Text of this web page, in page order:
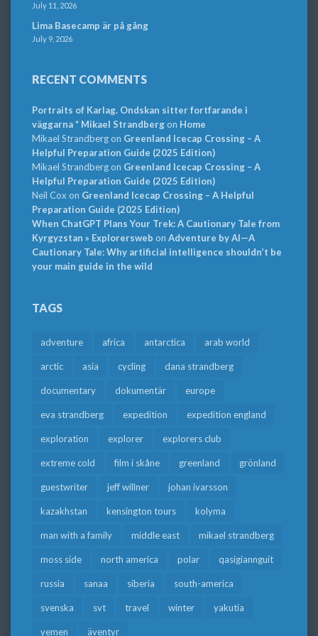
July 11, 2026
Lima Basecamp är på gång
July 9, 2026
RECENT COMMENTS
Portraits of Karlag. Ondskan sitter fortfarande i
väggarna * Mikael Strandbergon Home
Mikael Strandbergon Greenland Icecap Crossing – A
Helpful Preparation Guide (2025 Edition)
Mikael Strandbergon Greenland Icecap Crossing – A
Helpful Preparation Guide (2025 Edition)
Neil Cox on Greenland Icecap Crossing – A Helpful
Preparation Guide (2025 Edition)
When ChatGPT Plans Your Trek: A Cautionary Tale from
Kyrgyzstan » Explorersweb on Adventure by AI—A
Cautionary Tale: Why artificial intelligence shouldn’t be
your main guide in the wild
TAGS
adventure africa antarctica arab world
arctic asia cycling dana strandberg
documentary dokumentär europe
eva strandberg expedition expedition england
exploration explorer explorers club
extreme cold film i skåne greenland grönland
guestwriter jeff willner johan ivarsson
kazakhstan kensington tours kolyma
man with a family middle east mikael strandberg
moss side north america polar qasigiannguit
russia sanaa siberia south-america
svenska svt travel winter yakutia
yemen äventyr